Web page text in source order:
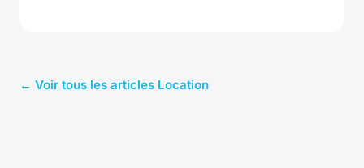
← Voir tous les articles Location